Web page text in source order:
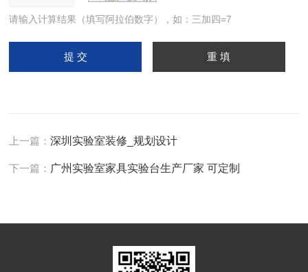
请输入计算结果（填写阿拉伯数字），如：三加四=7
上一篇：深圳实验室装修_规划设计
下一篇： 广州实验室家具实验台生产厂家 可定制